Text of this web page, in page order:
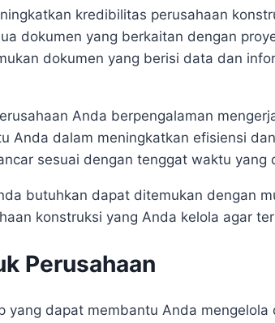
kredibilitas perusahaan
dokumen yang berkaitan dengan
dokumen yang berisi data dan
Anda berpengalaman
Anda dalam meningkatkan efisiensi
sesuai dengan tenggat waktu yang
butuhkan dapat ditemukan dengan
konstruksi yang Anda kelola agar
Perusahaan
dapat membantu Anda mengelola